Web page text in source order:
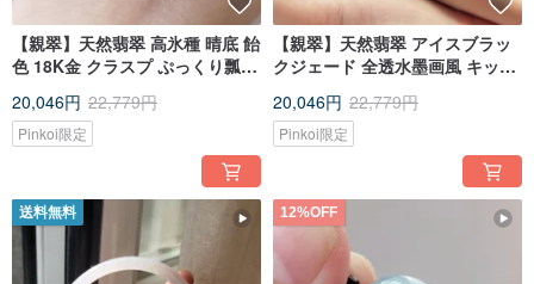
【親翠】天然翡翠 高氷種 晴底 飴
色 18K金 クラスプ ぷっくり瓢箪
20,046円 22,779円
Pinkoi限定
【親翠】天然翡翠 アイスブラッ
クジェード 全透水墨画風 キッズ
20,046円 22,779円
Pinkoi限定
送料無料 12%OFF